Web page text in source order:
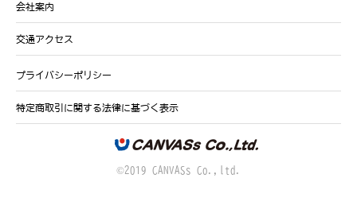
会社案内
交通アクセス
プライバシーポリシー
特定商取引に関する法律に基づく表示
©2019 CANVASs Co.,ltd.